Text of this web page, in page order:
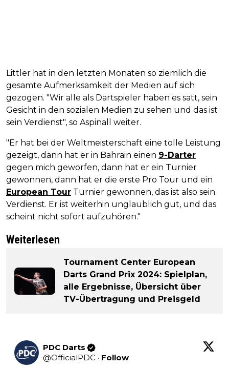
Littler hat in den letzten Monaten so ziemlich die
gesamte Aufmerksamkeit der Medien auf sich
gezogen. "Wir alle als Dartspieler haben es satt, sein
Gesicht in den sozialen Medien zu sehen und das ist
sein Verdienst", so Aspinall weiter.
"Er hat bei der Weltmeisterschaft eine tolle Leistung
gezeigt, dann hat er in Bahrain einen 9-Darter
gegen mich geworfen, dann hat er ein Turnier
gewonnen, dann hat er die erste Pro Tour und ein
European Tour Turnier gewonnen, das ist also sein
Verdienst. Er ist weiterhin unglaublich gut, und das
scheint nicht sofort aufzuhören."
Weiterlesen
Tournament Center European
Darts Grand Prix 2024: Spielplan,
alle Ergebnisse, Übersicht über
TV-Übertragung und Preisgeld
PDC Darts
@OfficialPDC · Follow